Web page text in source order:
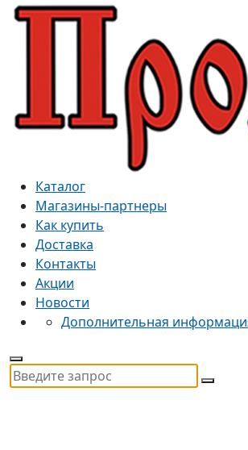
Каталог
Магазины-партнеры
Как купить
Доставка
Контакты
Акции
Новости
Дополнительная